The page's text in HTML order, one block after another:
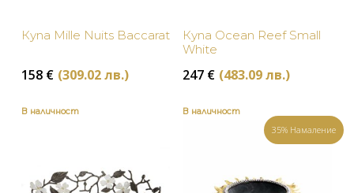
Купа Mille Nuits Baccarat
158 € (309.02 лв.)
Купа Ocean Reef Small
White
247 € (483.09 лв.)
В наличност В наличност
35% Намаление